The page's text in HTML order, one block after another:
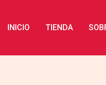
INICIO TIENDA